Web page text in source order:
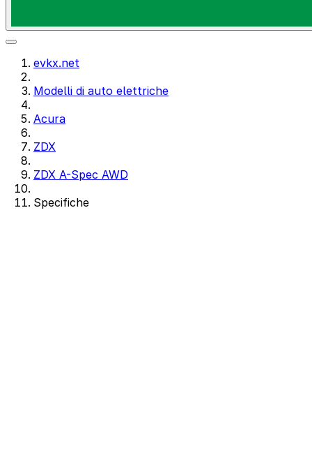
evkx.net
Modelli di auto elettriche
Acura
ZDX
ZDX A-Spec AWD
Specifiche